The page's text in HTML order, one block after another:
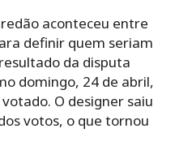
aconteceu entre
definir quem seriam
da disputa
domingo, 24 de abril,
O designer saiu
votos, o que tornou